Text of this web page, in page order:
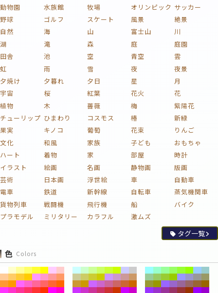
動物園
水族館 牧場 オリンピック サッカー
野球
ゴルフ スケート 風景
絶景
自然
海 山 富士山
川
湖
滝 森 庭
庭園
田舎
池 空 青空
雲
虹
雨 雪 夜
夜景
夕焼け
夕暮れ 夕日 星
月
宇宙
桜 紅葉 花火
花
植物
木 薔薇 梅
紫陽花
チューリップ ひまわり コスモス 椿
新緑
果実
キノコ 葡萄 花束
りんご
文化
和風 家族 子ども
おもちゃ
ハート
着物 家 部屋
時計
イラスト
絵画 名画 静物画
版画
芸術
日本画 浮世絵 車
自動車
電車
鉄道 新幹線 自転車
蒸気機関車
貨物列車
戦闘機 飛行機 船
バイク
プラモデル
ミリタリー カラフル 激ムズ
タグ一覧
色 Colors